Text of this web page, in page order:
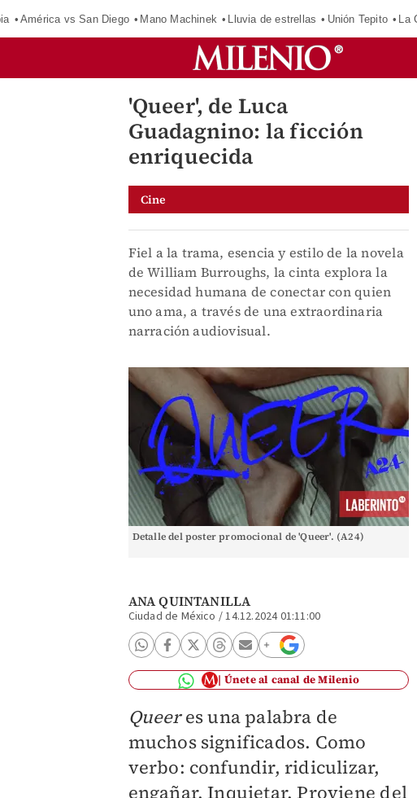
América vs San Diego Mano Machinek Lluvia de estrellas Unión Tepito La
'Queer', de Luca
Guadagnino: la ficción
enriquecida
Cine
Fiel a la trama, esencia y estilo de la novela
de William Burroughs, la cinta explora la
necesidad humana de conectar con quien
uno ama, a través de una extraordinaria
narración audiovisual.
Detalle del poster promocional de 'Queer'. (A24)
ANA QUINTANILLA
Ciudad de México /14.12.2024 01:11:00
Únete al canal de Milenio
Queeres una palabra de
muchos significados. Como
verbo: confundir, ridiculizar,
engañar. Inquietar. Proviene del